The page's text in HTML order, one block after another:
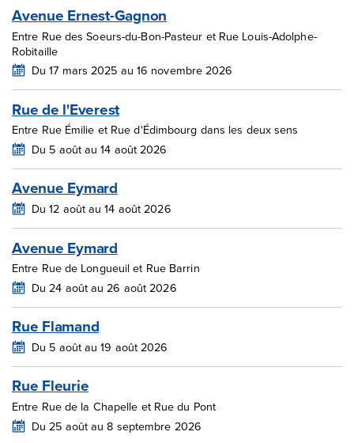
Avenue Ernest-Gagnon
Entre Rue des Soeurs-du-Bon-Pasteur et Rue Louis-Adolphe-
Robitaille
Du 17 mars 2025 au 16 novembre 2026
Rue de l'Everest
Entre Rue Émilie et Rue d'Édimbourg dans les deux sens
Du 5 août au 14 août 2026
Avenue Eymard
Du 12 août au 14 août 2026
Avenue Eymard
Entre Rue de Longueuil et Rue Barrin
Du 24 août au 26 août 2026
Rue Flamand
Du 5 août au 19 août 2026
Rue Fleurie
Entre Rue de la Chapelle et Rue du Pont
Du 25 août au 8 septembre 2026